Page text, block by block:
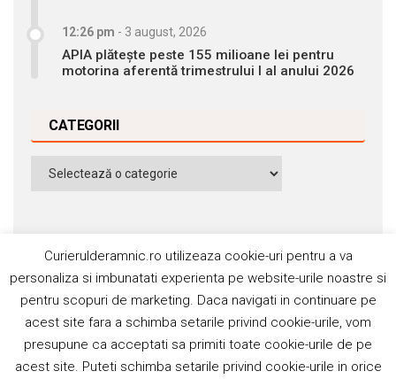
12:26 pm - 3 august, 2026
APIA plătește peste 155 milioane lei pentru
motorina aferentă trimestrului I al anului 2026
CATEGORII
Categorii
Curierulderamnic.ro utilizeaza cookie-uri pentru a va
personaliza si imbunatati experienta pe website-urile noastre si
pentru scopuri de marketing. Daca navigati in continuare pe
acest site fara a schimba setarile privind cookie-urile, vom
presupune ca acceptati sa primiti toate cookie-urile de pe
acest site. Puteti schimba setarile privind cookie-urile in orice